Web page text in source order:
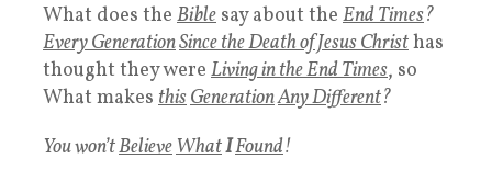
What does the Bible say about the End Times?
Every GenerationSince theDeath of Jesus Christhas
thought they were Living in the End Times, so
What makes thisGenerationAny Different?
You won’tBelieveWhatIFound!